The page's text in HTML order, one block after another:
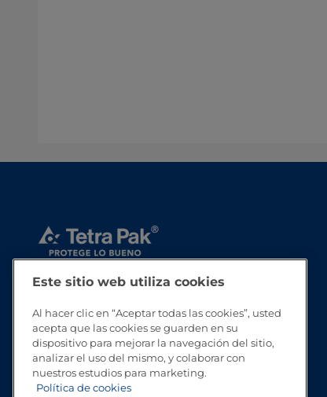
Este sitio web utiliza cookies
Al hacer clic en “Aceptar todas las cookies”, usted
acepta que las cookies se guarden en su
dispositivo para mejorar la navegación del sitio,
analizar el uso del mismo, y colaborar con
nuestros estudios para marketing.
Política de cookies